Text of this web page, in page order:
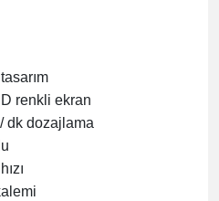
renkli ekran
dk dozajlama